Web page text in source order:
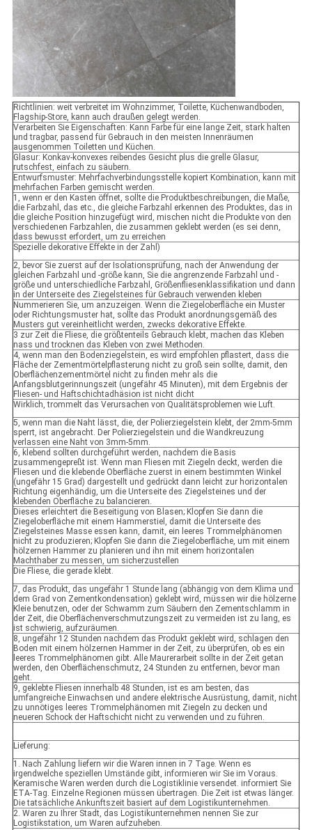
Richtlinien: weit verbreitet im Wohnzimmer, Toilette, Küchenwandboden,
Flagship-Store, kann auch draußen gelegt werden.
Verarbeiten Sie Eigenschaften: Kann Farbe für eine lange Zeit, stark halten
und tragbar, passend für Gebrauch in den meisten Innenräumen
ausgenommen Toiletten und Küchen.
Glasur: Konkav-konvexes reibendes Gesicht plus die grelle Glasur,
rutschfest, einfach zu säubern.
Entwurfsmuster: Mehrfachverbindungsstelle kopiert Kombination, kann mit
mehrfachen Farben gemischt werden.
1, wenn er den Kasten öffnet, sollte die Produktbeschreibungen, die Maße,
die Farbzahl, das etc., die gleiche Farbzahl erkennen des Produktes, das in
die gleiche Position hinzugefügt wird, mischen nicht die Produkte von den
verschiedenen Farbzahlen, die zusammen geklebt werden (es sei denn,
dass bewusst erfordert, um zu erreichen
Spezielle dekorative Effekte in der Zahl)
2, bevor Sie zuerst auf der Isolationsprüfung, nach der Anwendung der
gleichen Farbzahl und -größe kann, Sie die angrenzende Farbzahl und -
größe und unterschiedliche Farbzahl, Größenfliesenklassifikation und dann
in der Unterseite des Ziegelsteines für Gebrauch verwenden kleben
Nummerieren Sie, um anzuzeigen. Wenn die Ziegeloberfläche ein Muster
oder Richtungsmuster hat, sollte das Produkt anordnungsgemäß des
Musters gut vereinheitlicht werden, zwecks dekorative Effekte.
3 zur Zeit die Fliese, die größtenteils Gebrauch klebt, machen das Kleben
nass und trocknen das Kleben von zwei Methoden.
4, wenn man den Bodenziegelstein, es wird empfohlen pflastert, dass die
Fläche der Zementmörtelpflasterung nicht zu groß sein sollte, damit, den
Oberflächenzementmörtel nicht zu finden mehr als die
Anfangsblutgerinnungszeit (ungefähr 45 Minuten), mit dem Ergebnis der
Fliesen- und Haftschichtadhäsion ist nicht dicht
Wirklich, trommelt das Verursachen von Qualitätsproblemen wie Luft.
5, wenn man die Naht lässt, die, der Polierziegelstein klebt, der 2mm-5mm
sperrt, ist angebracht. Der Polierziegelstein und die Wandkreuzung
verlassen eine Naht von 3mm-5mm.
6, klebend sollten durchgeführt werden, nachdem die Basis
zusammengepreßt ist. Wenn man Fliesen mit Ziegeln deckt, werden die
Fliesen und die klebende Oberfläche zuerst in einem bestimmten Winkel
(ungefähr 15 Grad) dargestellt und gedrückt dann leicht zur horizontalen
Richtung eigenhändig, um die Unterseite des Ziegelsteines und der
klebenden Oberfläche zu balancieren.
Dieses erleichtert die Beseitigung von Blasen; Klopfen Sie dann die
Ziegeloberfläche mit einem Hammerstiel, damit die Unterseite des
Ziegelsteines Masse essen kann, damit, ein leeres Trommelphänomen
nicht zu produzieren; Klopfen Sie dann die Ziegeloberfläche, um mit einem
hölzernen Hammer zu planieren und ihn mit einem horizontalen
Machthaber zu messen, um sicherzustellen
Die Fliese, die gerade klebt.
7, das Produkt, das ungefähr 1 Stunde lang (abhängig von dem Klima und
dem Grad von Zementkondensation) geklebt wird, müssen wir die hölzerne
Kleie benutzen, oder der Schwamm zum Säubern den Zementschlamm in
der Zeit, die Oberflächenverschmutzungszeit zu vermeiden ist zu lang, es
ist schwierig, aufzuräumen.
8, ungefähr 12 Stunden nachdem das Produkt geklebt wird, schlagen den
Boden mit einem hölzernen Hammer in der Zeit, zu überprüfen, ob es ein
leeres Trommelphänomen gibt. Alle Maurerarbeit sollte in der Zeit getan
werden, den Oberflächenschmutz, 24 Stunden zu entfernen, bevor man
geht.
9, geklebte Fliesen innerhalb 48 Stunden, ist es am besten, das
umfangreiche Einwachsen und andere elektrische Ausrüstung, damit, nicht
zu unnötiges leeres Trommelphänomen mit Ziegeln zu decken und
neueren Schock der Haftschicht nicht zu verwenden und zu führen.
Lieferung:
1. Nach Zahlung liefern wir die Waren innen in 7 Tage. Wenn es
irgendwelche speziellen Umstände gibt, informieren wir Sie im Voraus.
Keramische Waren werden durch die Logistiklinie versendet. informiert Sie
ETA-Tag. Einzelne Regionen müssen übertragen. Die Zeit ist etwas länger.
Die tatsächliche Ankunftszeit basiert auf dem Logistikunternehmen.
2. Waren zu Ihrer Stadt, das Logistikunternehmen nennen Sie zur
Logistikstation, um Waren aufzuheben.